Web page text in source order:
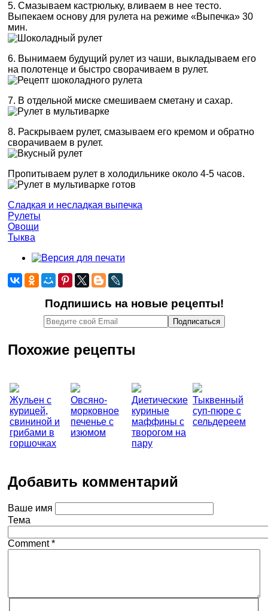
5. Смазываем кастрюльку, вливаем в нее тесто.
Выпекаем основу для рулета на режиме «Выпечка» 30
мин.
6. Вынимаем будущий рулет из чаши, выкладываем его
на полотенце и быстро сворачиваем в рулет.
7. В отдельной миске смешиваем сметану и сахар.
8. Раскрываем рулет, смазываем его кремом и обратно
сворачиваем в рулет.
Пропитываем рулет в холодильнике около 4-5 часов.
Сладкая и несладкая выпечка
Рулеты
Овощи
Тыква
Подпишись на новые рецепты!
Похожие рецепты
Жульен с
курицей,
свининой и
грибами в
горшочках
Овсяно-
морковное
печенье с
изюмом
Диетические
куриные
маффины с
творогом на
пару
Тыквенный
суп-пюре с
сельдереем
Добавить комментарий
Ваше имя
Тема
Comment*